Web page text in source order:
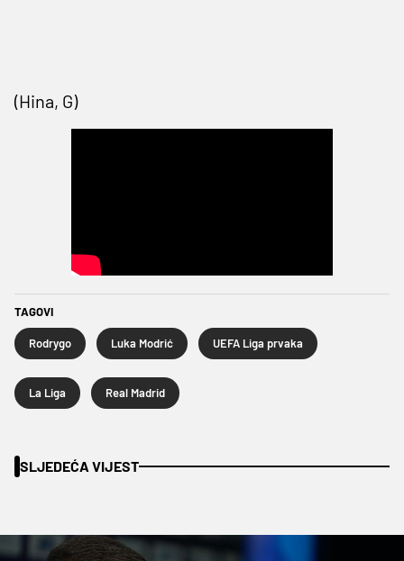
(Hina, G)
TAGOVI
Rodrygo Luka Modrić UEFA Liga prvaka
La Liga Real Madrid
SLJEDEĆA VIJEST